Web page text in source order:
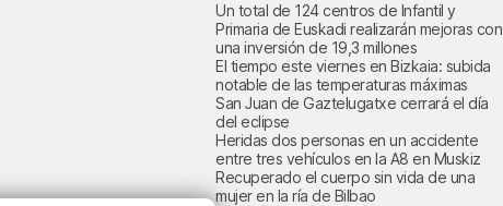
Un total de 124 centros de Infantil y
Primaria de Euskadi realizarán mejoras con
una inversión de 19,3 millones
El tiempo este viernes en Bizkaia: subida
notable de las temperaturas máximas
San Juan de Gaztelugatxe cerrará el día
del eclipse
Heridas dos personas en un accidente
entre tres vehículos en la A8 en Muskiz
Recuperado el cuerpo sin vida de una
mujer en la ría de Bilbao